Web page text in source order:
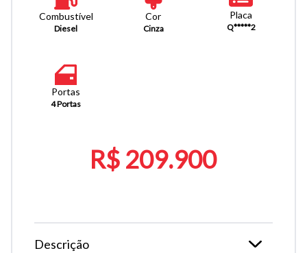
Combustível
Diesel
Cor
Cinza
Placa
Q*****2
Portas
4 Portas
R$ 209.900
Descrição